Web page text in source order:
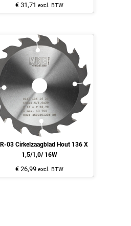
€ 31,71 excl. BTW
03 Cirkelzaagblad Hout 136 X
1,5/1,0/ 16W
€ 26,99 excl. BTW